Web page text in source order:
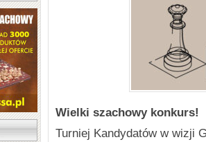
Wielki szachowy konkurs!
Turniej Kandydatów w wizji